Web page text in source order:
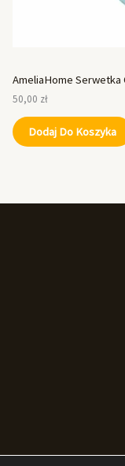
AmeliaHome Serwetka
50,00 zł
Dodaj Do Koszyka